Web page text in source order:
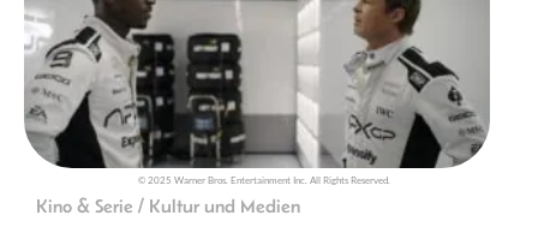
© 2025 Warner Bros. Entertainment Inc. All Rights Reserved.
Kino & Serie / Kultur und Medien